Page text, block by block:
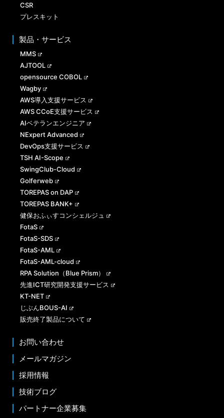
CSR
プレスキット
製品・サービス
MMS
AJTOOL
opensource COBOL
Wagby
AWS導入支援サービス
AWS CCoE支援サービス
AIベテランエンジニア
NExpert Advanced
DevOps支援サービス
TSH AI-Scope
SwingClub-Cloud
Golferweb
TOREPAS on DAP
TOREPAS BANK+
健保おふぃすコンシェルジュ
FotaS
FotaS-SDS
FotaS-AML
FotaS-AML-cloud
RPA Solution（Blue Prism）
先進ICT研究開発支援サービス
KT-NET
じぶんBOUS-AI
販売終了製品について
お問い合わせ
メールマガジン
採用情報
技術ブログ
パートナー企業募集